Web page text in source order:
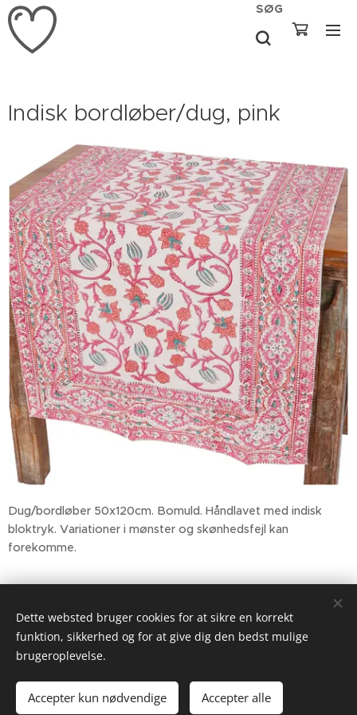
SØG
Indisk bordløber/dug, pink
Dug/bordløber 50x120cm. Bomuld. Håndlavet med indisk
bloktryk. Variationer i mønster og skønhedsfejl kan
forekomme.
Drevet afWebnode Cookies
Dette websted bruger cookies for at sikre en korrekt
funktion, sikkerhed og for at give dig den bedst mulige
brugeroplevelse.
Accepter kun nødvendige Accepter alle